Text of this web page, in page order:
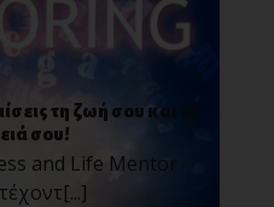
τη ζωή σου και τη
σου!
and Life Mentor